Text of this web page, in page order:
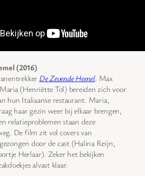
(2016)
De Zevende Hemel. Max
(Henriëtte Tol) bereiden zich voor
hun Italiaanse restaurant. Maria,
haar gezin weer bij elkaar brengen,
relatieproblemen staan deze
De film zit vol covers van
door de cast (Halina Reijn,
Herlaar). Zeker het bekijken
alvast klaar.